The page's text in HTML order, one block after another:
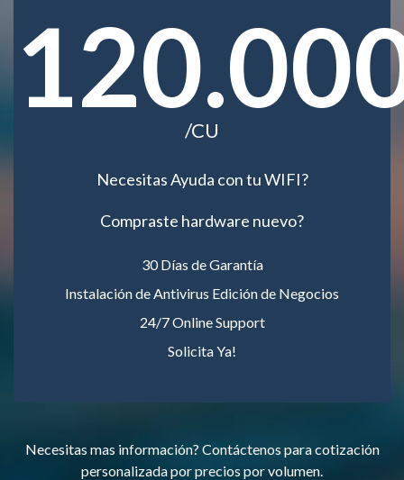
/CU
Necesitas Ayuda con tu WIFI?
Compraste hardware nuevo?
30 Días de Garantía
Instalación de Antivirus Edición de Negocios
24/7 Online Support
Solicita Ya!
Necesitas mas información? Contáctenos para cotización
personalizada por precios por volumen.